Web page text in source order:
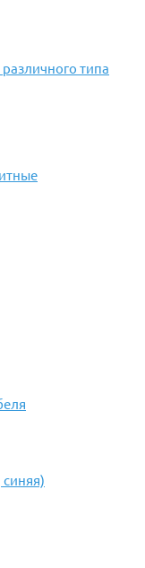
типа